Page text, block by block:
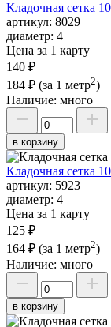
Кладочная сетка
артикул: 8029
диаметр: 4
Цена за 1 карту
140 ₽
184 ₽ (за 1 метр2)
Наличие: много
в корзину
Кладочная сетка
артикул: 5923
диаметр: 4
Цена за 1 карту
125 ₽
164 ₽ (за 1 метр2)
Наличие: много
в корзину